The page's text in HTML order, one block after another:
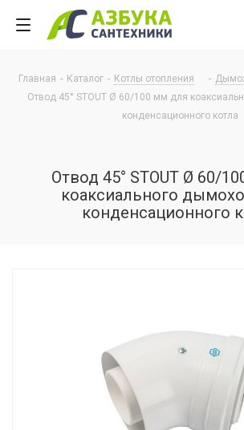
Главная - Каталог - Котлы отопления -
Отвод 45° STOUT Ø 60/100 мм для
конденсационного котла
Отвод 45° STOUT Ø 60/
коаксиального
конденсационного